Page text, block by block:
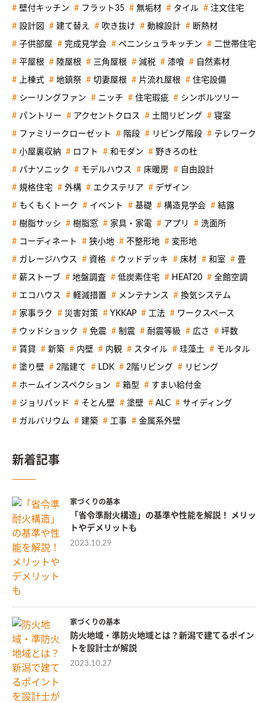
壁付キッチン フラット35 無垢材 タイル 注文住宅
設計図 建て替え 吹き抜け 動線設計 断熱材
子供部屋 完成見学会 ペニンシュラキッチン 二世帯住宅
平屋根 陸屋根 三角屋根 減税 漆喰 自然素材
上棟式 地鎮祭 切妻屋根 片流れ屋根 住宅設備
シーリングファン ニッチ 住宅瑕疵 シンボルツリー
パントリー アクセントクロス 土間リビング 寝室
ファミリークローゼット 階段 リビング階段 テレワーク
小屋裏収納 ロフト 和モダン 野きろの杜
パナソニック モデルハウス 床暖房 自由設計
規格住宅 外構 エクステリア デザイン
もくもくトーク イベント 基礎 構造見学会 結露
樹脂サッシ 樹脂窓 家具・家電 アプリ 洗面所
コーディネート 狭小地 不整形地 変形地
ガレージハウス 資格 ウッドデッキ 床材 和室 畳
薪ストーブ 地盤調査 低炭素住宅 HEAT20 全館空調
エコハウス 軽減措置 メンテナンス 換気システム
家事ラク 災害対策 YKKAP 工法 ワークスペース
ウッドショック 免震 制震 耐震等級 広さ 坪数
賃貸 新築 内壁 内観 スタイル 珪藻土 モルタル
塗り壁 2階建て LDK 2階リビング リビング
ホームインスペクション 箱型 すまい給付金
ジョリパッド そとん壁 塗壁 ALC サイディング
ガルバリウム 建築 工事 金属系外壁
新着記事
家づくりの基本
「省令準耐火構造」の基準や性能を解説！ メリッ
トやデメリットも
2023.10.29
家づくりの基本
防火地域・準防火地域とは？新潟で建てるポイン
トを設計士が解説
2023.10.27